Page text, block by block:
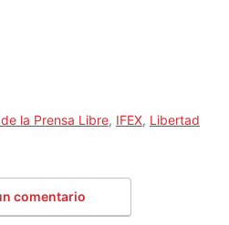
la Prensa Libre, IFEX, Libertad
comentario